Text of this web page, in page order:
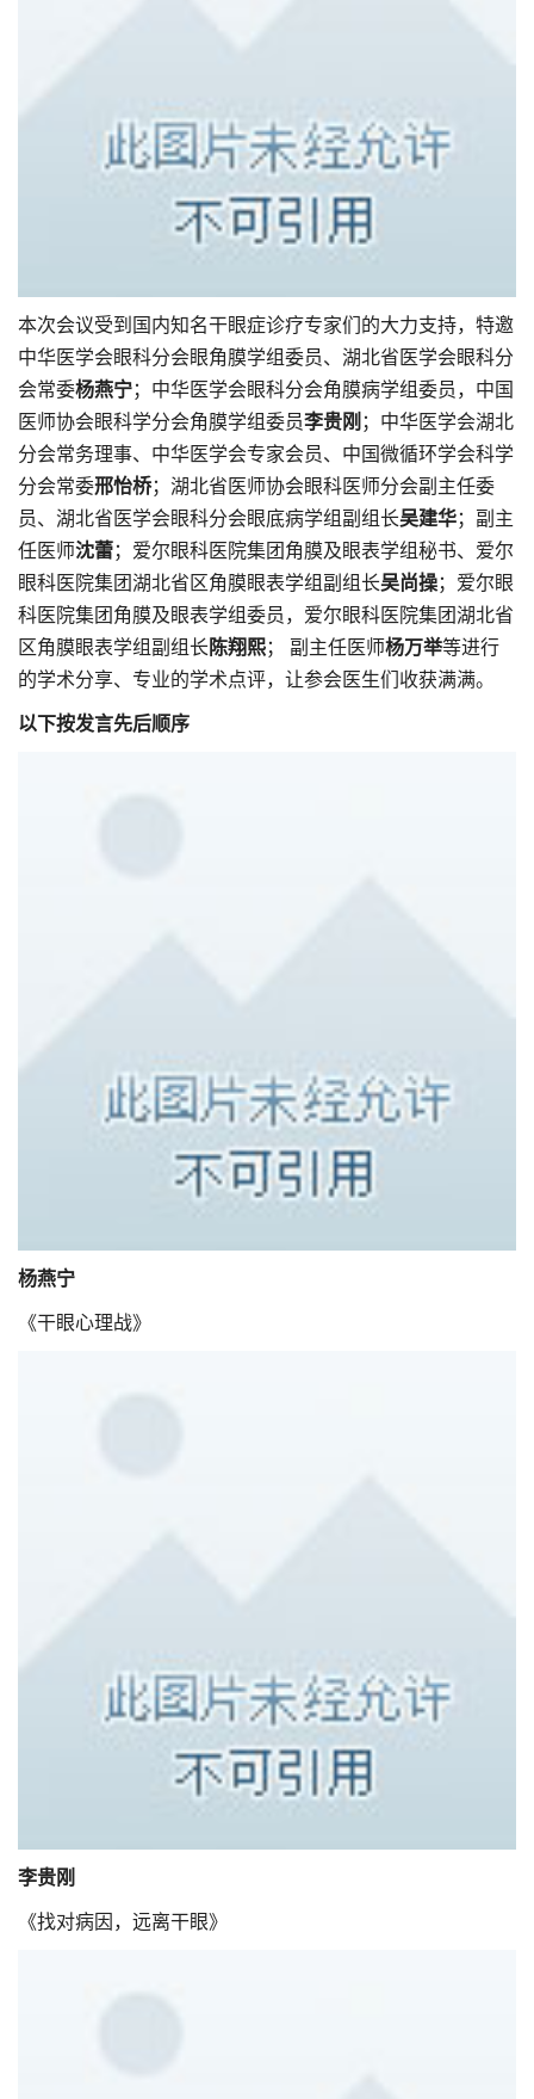
本次会议受到国内知名干眼症诊疗专家们的大力支持，特邀
中华医学会眼科分会眼角膜学组委员、湖北省医学会眼科分
会常委杨燕宁；中华医学会眼科分会角膜病学组委员，中国
医师协会眼科学分会角膜学组委员李贵刚 ；中华医学会湖北
分会常务理事、中华医学会专家会员、中国微循环学会科学
分会常委邢怡桥；湖北省医师协会眼科医师分会副主任委
员、湖北省医学会眼科分会眼底病学组副组长吴建华；副主
任医师沈蕾；爱尔眼科医院集团角膜及眼表学组秘书、爱尔
眼科医院集团湖北省区角膜眼表学组副组长吴尚操；爱尔眼
科医院集团角膜及眼表学组委员，爱尔眼科医院集团湖北省
区角膜眼表学组副组长陈翔熙； 副主任医师杨万举等进行
的学术分享、专业的学术点评，让参会医生们收获满满。
以下按发言先后顺序
杨燕宁
《干眼心理战》
李贵刚
《找对病因，远离干眼》